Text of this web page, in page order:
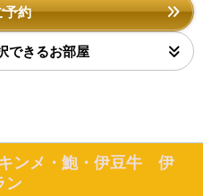
予約
できるお部屋
ンメ・鮑・伊豆牛 伊
ン